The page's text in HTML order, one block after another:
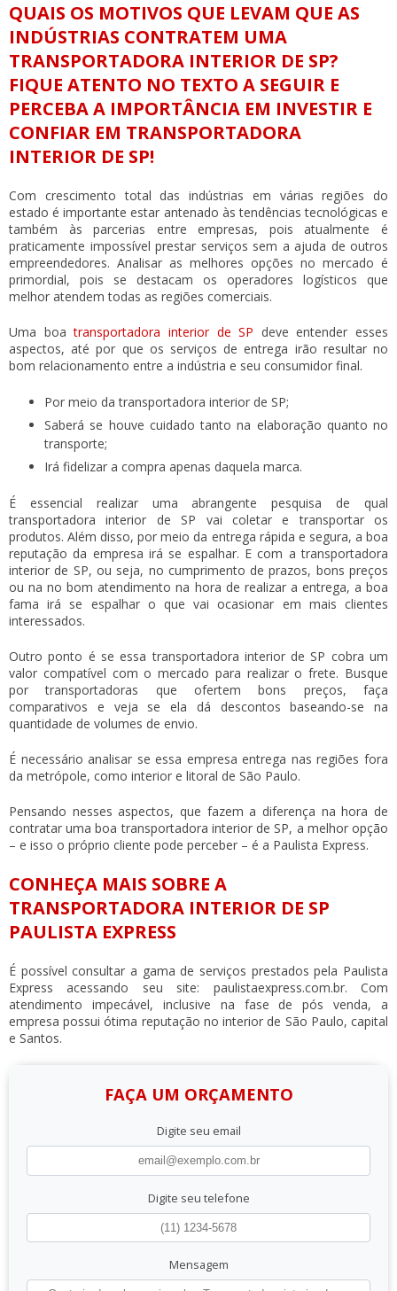
QUAIS OS MOTIVOS QUE LEVAM QUE AS
INDÚSTRIAS CONTRATEM UMA
TRANSPORTADORA INTERIOR DE SP?
FIQUE ATENTO NO TEXTO A SEGUIR E
PERCEBA A IMPORTÂNCIA EM INVESTIR E
CONFIAR EM TRANSPORTADORA
INTERIOR DE SP!
Com crescimento total das indústrias em várias regiões do
estado é importante estar antenado às tendências tecnológicas e
também às parcerias entre empresas, pois atualmente é
praticamente impossível prestar serviços sem a ajuda de outros
empreendedores. Analisar as melhores opções no mercado é
primordial, pois se destacam os operadores logísticos que
melhor atendem todas as regiões comerciais.
Uma boatransportadora interior de SP deve entender esses
aspectos, até por que os serviços de entrega irão resultar no
bom relacionamento entre a indústria e seu consumidor final.
Por meio da transportadora interior de SP;
Saberá se houve cuidado tanto na elaboração quanto no
transporte;
Irá fidelizar a compra apenas daquela marca.
É essencial realizar uma abrangente pesquisa de qual
transportadora interior de SP vai coletar e transportar os
produtos. Além disso, por meio da entrega rápida e segura, a boa
reputação da empresa irá se espalhar. E com atransportadora
interior de SP, ou seja, no cumprimento de prazos, bons preços
ou na no bom atendimento na hora de realizar a entrega, a boa
fama irá se espalhar o que vai ocasionar em mais clientes
interessados.
Outro ponto é se essatransportadora interior de SP cobra um
valor compatível com o mercado para realizar o frete. Busque
por transportadoras que ofertem bons preços, faça
comparativos e veja se ela dá descontos baseando-se na
quantidade de volumes de envio.
É necessário analisar se essa empresa entrega nas regiões fora
da metrópole, como interior e litoral de São Paulo.
Pensando nesses aspectos, que fazem a diferença na hora de
contratar uma boatransportadora interior de SP, a melhor opção
– e isso o próprio cliente pode perceber – é a Paulista Express.
CONHEÇA MAIS SOBRE A
TRANSPORTADORA INTERIOR DE SP
PAULISTA EXPRESS
É possível consultar a gama de serviços prestados pela Paulista
Express acessando seu site: paulistaexpress.com.br. Com
atendimento impecável, inclusive na fase de pós venda, a
empresa possui ótima reputação no interior de São Paulo, capital
e Santos.
FAÇA UM ORÇAMENTO
Digite seu email
Digite seu telefone
Mensagem